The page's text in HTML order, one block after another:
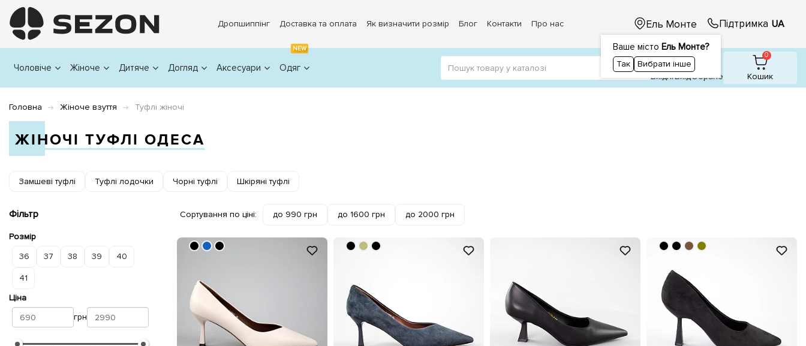
Дропшиппінг Доставка та оплата Як визначити розмір Блог Контакти Про нас Ель Монте
Ваше місто Ель Монте?
Так Вибрати інше
Підтримка UA
Чоловіче Жіноче Дитяче Догляд Аксесуари
NEW
Одяг
1
ВхідніВхiдОбране
0
Кошик
Головна Жіноче взуття Туфлі жіночі
ЖІНОЧІ ТУФЛІ ОДЕСА
Замшеві туфлі Туфлі лодочки Чорні туфлі Шкіряні туфлі
Фільтр
Розмір
36
37 38 39 40
41
Ціна
грн
Сортування по ціні: до 990 грн до 1600 грн до 2000 грн